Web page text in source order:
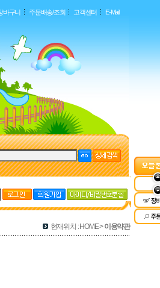
바구니 주문배송/조회 고객센터 E-Mail
현재위치 : HOME >이용약관